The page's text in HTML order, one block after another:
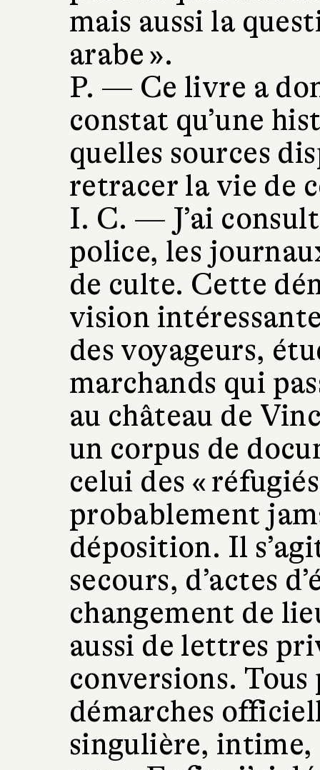
mais aussi la
arabe ».
P. — Ce livre a
constat qu’une
quelles sources
retracer la vie de
I. C. — J’ai
police, les
de culte. Cette
vision
des voyageurs,
marchands qui
au château de
un corpus de
celui des «
probablement
déposition. Il
secours, d’actes
changement de
aussi de lettres
conversions.
démarches
singulière, intime,